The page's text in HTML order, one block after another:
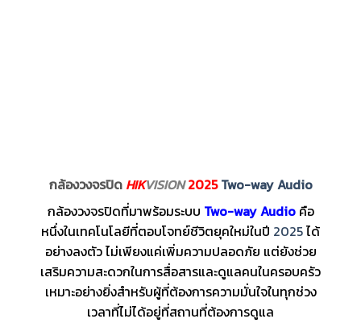
กล้องวงจรปิด HIKVISION 2025 Two-way Audio
กล้องวงจรปิดที่มาพร้อมระบบ Two-way Audioคือ
หนึ่งในเทคโนโลยีที่ตอบโจทย์ชีวิตยุคใหม่ในปี 2025ได้
อย่างลงตัว ไม่เพียงแค่เพิ่มความปลอดภัย แต่ยังช่วย
เสริมความสะดวกในการสื่อสารและดูแลคนในครอบครัว
เหมาะอย่างยิ่งสำหรับผู้ที่ต้องการความมั่นใจในทุกช่วง
เวลาที่ไม่ได้อยู่ที่สถานที่ต้องการดูแล